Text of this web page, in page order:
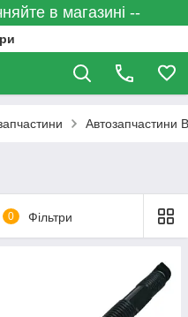
в магазині --
Автозапчастини
0 Фільтри